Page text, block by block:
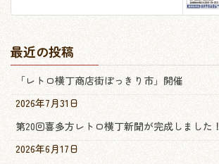
最近の投稿
「レトロ横丁商店街ぽっきり市」開催
2026年7月31日
第20回喜多方レトロ横丁新聞が完成しました！
2026年6月17日